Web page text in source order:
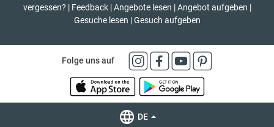
vergessen? | Feedback | Angebote lesen | Angebot aufgeben |
Gesuche lesen | Gesuch aufgeben
Folge uns auf
DE